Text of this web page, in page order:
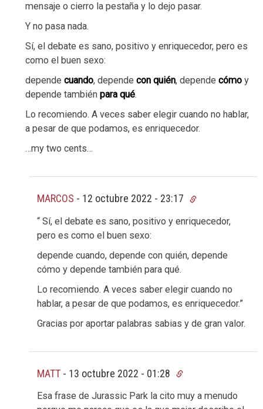
mensaje o cierro la pestaña y lo dejo pasar.
Y no pasa nada.
Sí, el debate es sano, positivo y enriquecedor, pero es
como el buen sexo:
depende cuando, depende con quién, depende cómo y
depende también para qué.
Lo recomiendo. A veces saber elegir cuando no hablar,
a pesar de que podamos, es enriquecedor.
…my two cents…
MARCOS - 12 octubre 2022 - 23:17
“ Sí, el debate es sano, positivo y enriquecedor,
pero es como el buen sexo:
depende cuando, depende con quién, depende
cómo y depende también para qué.
Lo recomiendo. A veces saber elegir cuando no
hablar, a pesar de que podamos, es enriquecedor.”
Gracias por aportar palabras sabias y de gran valor.
MATT - 13 octubre 2022 - 01:28
Esa frase de Jurassic Park la cito muy a menudo